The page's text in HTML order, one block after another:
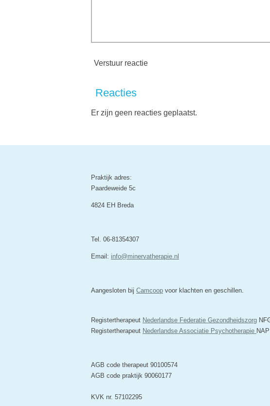
Verstuur reactie
Reacties
Er zijn geen reacties geplaatst.
Praktijk adres:
Paardeweide 5c
4824 EH Breda
Tel. 06-81354307
Email: info@minervatherapie.nl
Aangesloten bij Camcoop voor klachten en geschillen.
Registertherapeut Nederlandse Federatie Gezondheidszorg
Registertherapeut Nederlandse Associatie Psychotherapie
AGB code therapeut 90100574
AGB code praktijk 90060177
KVK nr. 57102295